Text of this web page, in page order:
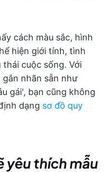
cách màu sắc, hình
hiện giới tính, tình
cuộc sống. Với
nhãn sẵn như
gái', bạn cũng không
dạng sơ đồ quy
yêu thích mẫu